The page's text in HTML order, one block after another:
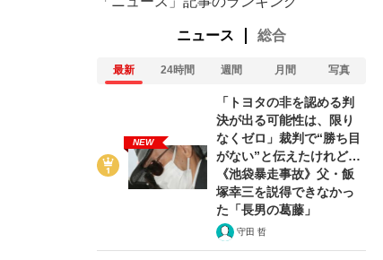
ニュース 総合
最新 24時間 週間 月間 写真
NEW
「トヨタの非を認める判
決が出る可能性は、限り
なくゼロ」裁判で“勝ち目
がない”と伝えたけれど…
《池袋暴走事故》父・飯
塚幸三を説得できなかっ
た「長男の葛藤」
守田 哲